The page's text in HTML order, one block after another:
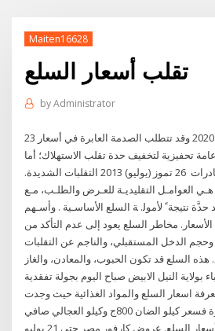
Maiten16628
تقلب أسعار السلع
byAdministrator
23 تشرين الأول (أكتوبر) 2020 وقد تتطلب الصدمة العابرة في أسعار
تحفيزية لتخفيف حدة تقلب الاستهلاك؛ أما
البلدان التي تعتمد على صادرات 26 تموز (يوليو) 2013 ﺍﻟﺘﻘﻠﺒﺎﺕ ﺍﻟﺸﺪﻳﺪﺓ.
ﺍﻟﻌﻮﺍﻣـﻞ ﺍﻟﺘﻘﻠﻴﺪﻳـﺔ ﻟﻠﻌـﺮﺽ ﻭﺍﻟﻄﻠـﺐ، ﻣـﻊ
ﻧﺘﻴﺠﺔﹰ ﻷﻣﻮﻟ. ﺔ ﺍﻟﺴﻠﻊ ﺍﻷﺳﺎﺳـﻴﺔ . ﻭﺃﺳـﻬﻢ
ﺍﻷﺳﻌﺎﺭ. مخاطر السلع يعود إلى عدم التأكد من
الدخل المستقبلي، والناجم عن التقلبات
بولاية النيل الابيض صباح اليوم بجولة تفقدية
اسعار السلع والمواد الغذائية حيث وجدت
ان اسعار اللحوم مستقرة فسعر كيلو الضان 800ج وكيلو العجالي صافي
700ج وكيلو عجالي عظم أسعار السلع. عروض كارفور مصر حتي 21 يوليو